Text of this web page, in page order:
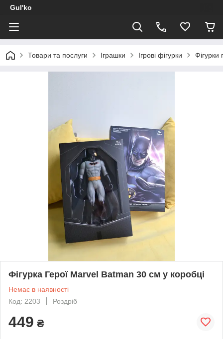
Gul'ko
Товари та послуги Іграшки Ігрові фігурки Фігурки
Фігурка Герої Marvel Batman 30 см у коробці
Немає в наявності
Код: 2203
Роздріб
449 ₴